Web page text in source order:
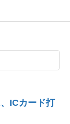
ICカード打